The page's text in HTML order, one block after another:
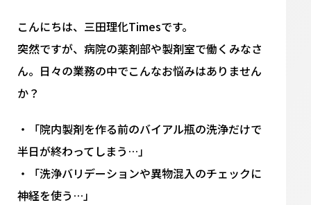
こんにちは、三田理化Timesです。
突然ですが、病院の薬剤部や製剤室で働くみなさ
ん。日々の業務の中でこんなお悩みはありません
か？
・「院内製剤を作る前のバイアル瓶の洗浄だけで
半日が終わってしまう…」
・「洗浄バリデーションや異物混入のチェックに
神経を使う…」